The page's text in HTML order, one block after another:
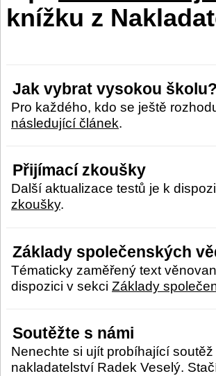
knížku z
Jak vybrat vysokou školu?
Pro každého, kdo se ještě
následující článek.
Přijímací zkoušky
Další aktualizace testů je k
zkoušky.
Základy společenských
Tématicky zaměřený text
dispozici v sekci Základy
Soutěžte s námi
Nenechte si ujít probíhající
nakladatelství Radek Veselý.